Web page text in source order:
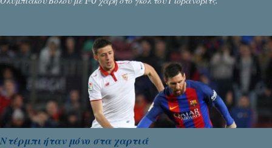
Ντέρμπι ήταν μόνο στα χαρτιά